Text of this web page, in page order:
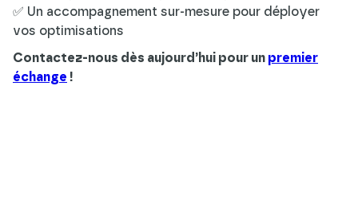
✅ Un accompagnement sur-mesure pour déployer
vos optimisations
Contactez-nous dès aujourd’hui pour un premier
échange !